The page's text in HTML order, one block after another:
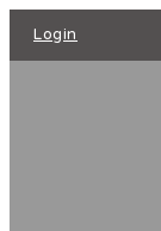
Login